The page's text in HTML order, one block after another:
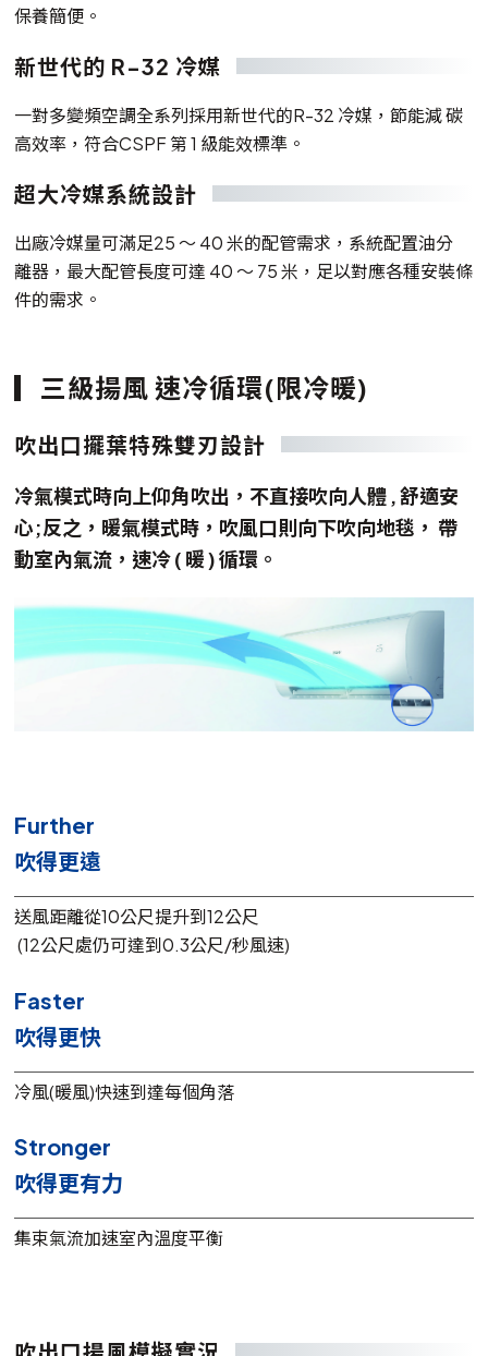
保養簡便。
新世代的 R-32 冷媒
一對多變頻空調全系列採用新世代的R-32 冷媒，節能減 碳
高效率，符合CSPF 第 1 級能效標準。
超大冷媒系統設計
出廠冷媒量可滿足25 ～ 40 米的配管需求，系統配置油分
離器，最大配管長度可達 40 ～ 75 米，足以對應各種安裝條
件的需求。
三級揚風 速冷循環(限冷暖)
吹出口擺葉特殊雙刃設計
冷氣模式時向上仰角吹出，不直接吹向人體 , 舒適安
心;反之，暖氣模式時，吹風口則向下吹向地毯， 帶
動室內氣流，速冷 ( 暖 ) 循環。
Further
吹得更遠
送風距離從10公尺提升到12公尺
(12公尺處仍可達到0.3公尺/秒風速)
Faster
吹得更快
冷風(暖風)快速到達每個角落
Stronger
吹得更有力
集束氣流加速室內溫度平衡